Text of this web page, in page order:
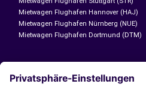
Mietwagen Flughafen Hannover (HAJ)
Mietwagen Flughafen Nürnberg (NUE)
Mietwagen Flughafen Dortmund (DTM)
CARSHARING